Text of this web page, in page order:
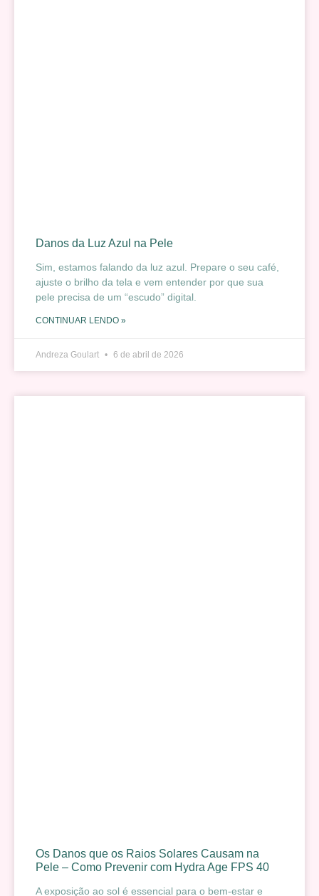
Danos da Luz Azul na Pele
Sim, estamos falando da luz azul. Prepare o seu café,
ajuste o brilho da tela e vem entender por que sua
pele precisa de um “escudo” digital.
CONTINUAR LENDO »
Andreza Goulart 6 de abril de 2026
Os Danos que os Raios Solares Causam na
Pele – Como Prevenir com Hydra Age FPS 40
A exposição ao sol é essencial para o bem-estar e